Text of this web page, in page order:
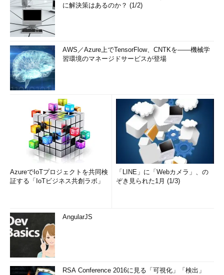
に解決策はあるのか？ (1/2)
AWS／Azure上でTensorFlow、CNTKを――機械学
習環境のマネージドサービスが登場
AzureでIoTプロジェクトを共同検
証する「IoTビジネス共創ラボ」
「LINE」に「Webカメラ」、の
ぞき見られた1月 (1/3)
AngularJS
RSA Conference 2016に見る「可視化」「検出」